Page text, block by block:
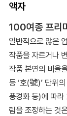
액자
100여종 프리
일반적으로 많은
작품을 자르거나
작품 본연의 비율
등 ‘호(號)’ 단위
풍경화 등)에 따라
림을 조정하는 것